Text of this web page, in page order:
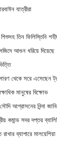
যাত্রীরা
তিন ফিলিস্তিনি
আগুন ধরিয়ে দিয়েছে
থেকে সরে এসেছেন
মানুষের বিক্ষোভ
আগ্রাসনের নিন্দা
কমান্ড সদর দপ্তর
ব্যাপারে